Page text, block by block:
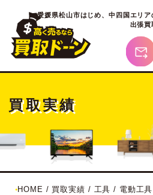
愛媛県松山市はじめ、中四国エリ
出張買
買取実績
HOME / 買取実績 / 工具 / 電動工具